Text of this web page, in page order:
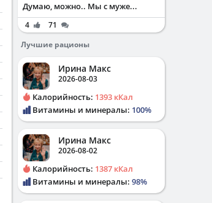
Думаю, можно.. Мы с муже...
4
71
Лучшие рационы
Ирина Макс
2026-08-03
Калорийность: 1393 кКал
Витамины и минералы: 100%
Ирина Макс
2026-08-02
Калорийность: 1387 кКал
Витамины и минералы: 98%